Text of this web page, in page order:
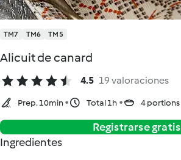
TM7 TM6 TM5
Alicuit de canard
4.5 19 valoraciones
Prep. 10min Total 1h 4 portions
Registrarse gratis
Ingredientes